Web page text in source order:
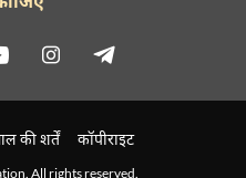
की शर्तें कॉपीराइट
All rights reserved.